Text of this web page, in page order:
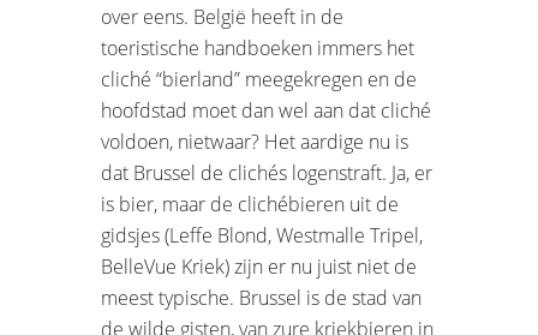
over eens. België heeft in de
toeristische handboeken immers het
cliché “bierland” meegekregen en de
hoofdstad moet dan wel aan dat cliché
voldoen, nietwaar? Het aardige nu is
dat Brussel de clichés logenstraft. Ja, er
is bier, maar de clichébieren uit de
gidsjes (Leffe Blond, Westmalle Tripel,
BelleVue Kriek) zijn er nu juist niet de
meest typische. Brussel is de stad van
de wilde gisten, van zure kriekbieren in